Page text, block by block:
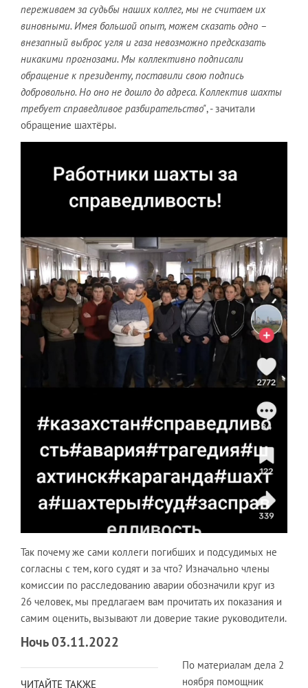
переживаем за судьбы наших коллег, мы не считаем их
виновными. Имея большой опыт, можем сказать одно –
внезапный выброс угля и газа невозможно предсказать
никакими прогнозами. Мы коллективно подписали
обращение к президенту, поставили свою подпись
добровольно. Но оно не дошло до адреса. Коллектив шахты
требует справедливое разбирательство", - зачитали
обращение шахтёры.
Так почему же сами коллеги погибших и подсудимых не
согласны с тем, кого судят и за что? Изначально члены
комиссии по расследованию аварии обозначили круг из
26 человек, мы предлагаем вам прочитать их показания и
самим оценить, вызывают ли доверие такие руководители.
Ночь 03.11.2022
ЧИТАЙТЕ ТАКЖЕ
По материалам дела 2
ноября помощник